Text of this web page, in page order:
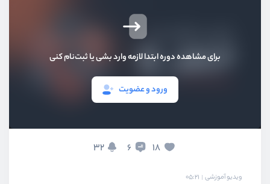
برای مشاهده دوره ابتدا لازمه وارد بشی یا ثبت‌نام کنی
ورود و عضویت
18
6
32
ویدیو آموزشی 05:21